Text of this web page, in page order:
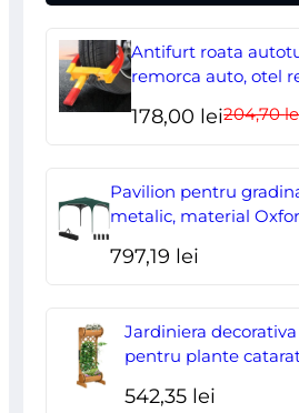
Antifurt roata
remorca auto, otel
204,70
178,00 lei
Pavilion pentru
metalic, material
2.95×2.95×2.55 m
797,19 lei
Jardiniera
pentru plante
542,35 lei